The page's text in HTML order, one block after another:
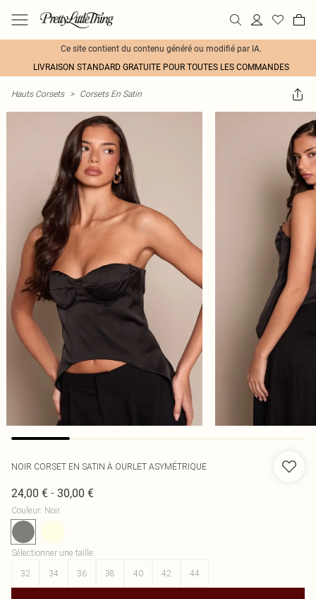
Ce site contient du contenu généré ou modifié par IA.
LIVRAISON STANDARD GRATUITE POUR TOUTES LES COMMANDES
Hauts Corsets > Corsets En Satin
NOIR CORSET EN SATIN À OURLET ASYMÉTRIQUE
24,00 € - 30,00 €
Couleur: Noir
Sélectionner une taille:
32
34 36 38 40 42 44